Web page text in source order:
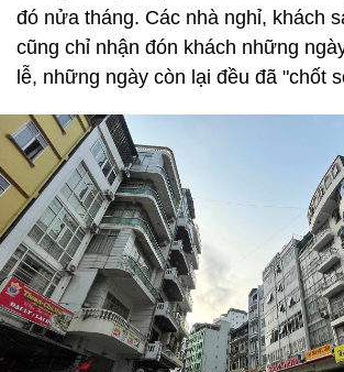
đó nửa tháng. Các nhà nghỉ, khách
cũng chỉ nhận đón khách những
lễ, những ngày còn lại đều đã "chốt